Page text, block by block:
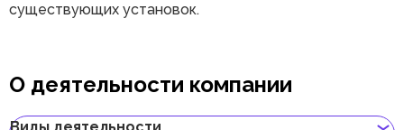
существующих установок.
О деятельности компании